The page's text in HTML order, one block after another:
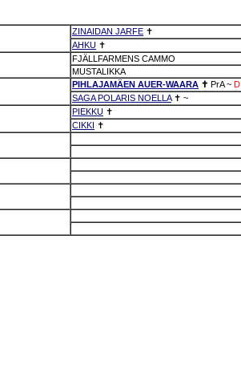
ZINAIDAN JARFE ✝
AHKU ✝
FJÄLLFARMENS CAMMO
MUSTALIKKA
PIHLAJAMÄEN AUER-WAARA ✝ PrA ~ D
SAGA POLARIS NOELLA✝ ~
PIEKKU ✝
CIKKI ✝